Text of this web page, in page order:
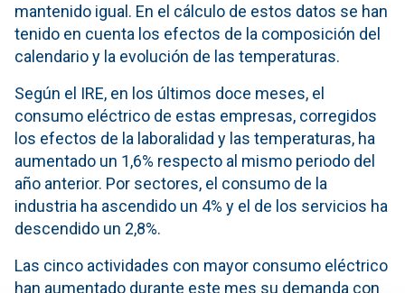
mantenido igual. En el cálculo de estos datos se han
tenido en cuenta los efectos de la composición del
calendario y la evolución de las temperaturas.
Según el IRE, en los últimos doce meses, el
consumo eléctrico de estas empresas, corregidos
los efectos de la laboralidad y las temperaturas, ha
aumentado un 1,6% respecto al mismo periodo del
año anterior. Por sectores, el consumo de la
industria ha ascendido un 4% y el de los servicios ha
descendido un 2,8%.
Las cinco actividades con mayor consumo eléctrico
han aumentado durante este mes su demanda con